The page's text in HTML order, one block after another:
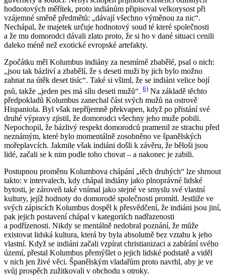
hodnotových měřítek, proto indiánům připisoval velkorysost při
vzájemné směně předmětů: „dávají všechno výměnou za nic“.
Nechápal, že majetek určuje hodnotový soud té které společnosti
a že mu domorodci dávali zlato proto, že si ho v dané situaci cenili
daleko méně než exotické evropské artefakty.
Zpočátku měl Kolumbus indiány za nesmírně zbabělé, psal o nich:
„jsou tak bázliví a zbabělí, že s deseti muži by jich bylo možno
zahnat na útěk deset tisíc“. Také si všiml, že se indiáni velice bojí
psů, takže „jeden pes má sílu deseti mužů“. 6) Na základě těchto
předpokladů Kolumbus zanechal část svých mužů na ostrově
Hispaniola. Byl však nepříjemně překvapen, když po přistání své
druhé výpravy zjistil, že domorodci všechny jeho muže pobili.
Nepochopil, že bázlivý respekt domorodců pramenil ze strachu před
neznámým, které bylo momentálně zosobněno ve španělských
mořeplavcích. Jakmile však indiáni došli k závěru, že běloši jsou
lidé, začali se k nim podle toho chovat – a nakonec je zabili.
Postupnou proměnu Kolumbova chápání „těch druhých“ lze shrnout
takto: v intervalech, kdy chápal indiány jako plnoprávné lidské
bytosti, je zároveň také vnímal jako stejné ve smyslu své vlastní
kultury, jejíž hodnoty do domorodé společnosti promítl. Jestliže ve
svých zápiscích Kolumbus dospěl k přesvědčení, že indiáni jsou jiní,
pak jejich postavení chápal v kategoriích nadřazenosti
a podřízenosti. Nikdy se mentálně nedobral poznání, že může
existovat lidská kultura, která by byla absolutně bez vztahu k jeho
vlastní. Když se indiáni začali vzpírat christianizaci a zabírání svého
území, přestal Kolumbus přemýšlet o jejich lidské podstatě a viděl
v nich jen živé věci. Španělským vladařům proto navrhl, aby je ve
svůj prospěch zužitkovali v obchodu s otroky.